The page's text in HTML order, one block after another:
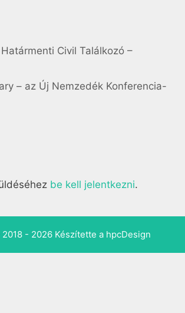
Határmenti Civil Találkozó –
– az Új Nemzedék Konferencia-
be kell jelentkezni.
2018 - 2026 Készítette a hpcDesign